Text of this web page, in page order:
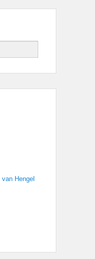
Hengel